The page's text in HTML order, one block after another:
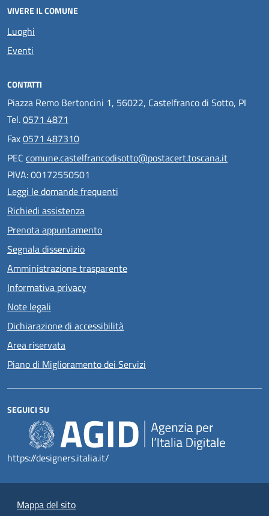
VIVERE IL COMUNE
Luoghi
Eventi
CONTATTI
Piazza Remo Bertoncini 1, 56022, Castelfranco di Sotto, PI
Tel.0571 4871
Fax0571 487310
PEC comune.castelfrancodisotto@postacert.toscana.it
PIVA: 00172550501
Leggi le domande frequenti
Richiedi assistenza
Prenota appuntamento
Segnala disservizio
Amministrazione trasparente
Informativa privacy
Note legali
Dichiarazione di accessibilità
Area riservata
Piano di Miglioramento dei Servizi
SEGUICI SU
https://designers.italia.it/
Mappa del sito